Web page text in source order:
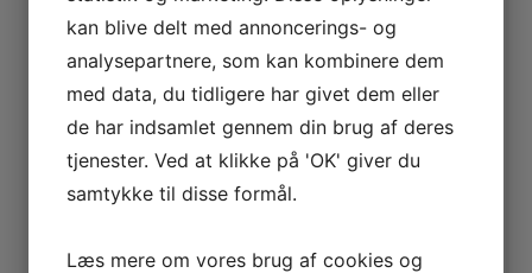
Relaterede ord i ordbogen
kan blive delt med annoncerings- og
analysepartnere, som kan kombinere dem
med data, du tidligere har givet dem eller
de har indsamlet gennem din brug af deres
tjenester. Ved at klikke på 'OK' giver du
samtykke til disse formål.
Læs mere om vores brug af cookies og